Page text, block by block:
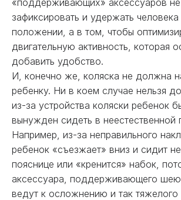
«поддерживающих» аксессуаров
зафиксировать и удержать
положении, а в том, чтобы
двигательную активность, которая
добавить удобство.
И, конечно же, коляска не должна
ребенку. Ни в коем случае нельзя
из-за устройства коляски ребенок
вынужден сидеть в неестественной
Например, из-за неправильного
ребенок «съезжает» вниз и сидит
пояснице или «кренится» набок,
аксессуара, поддерживающего
ведут к осложнению и так тяжелого